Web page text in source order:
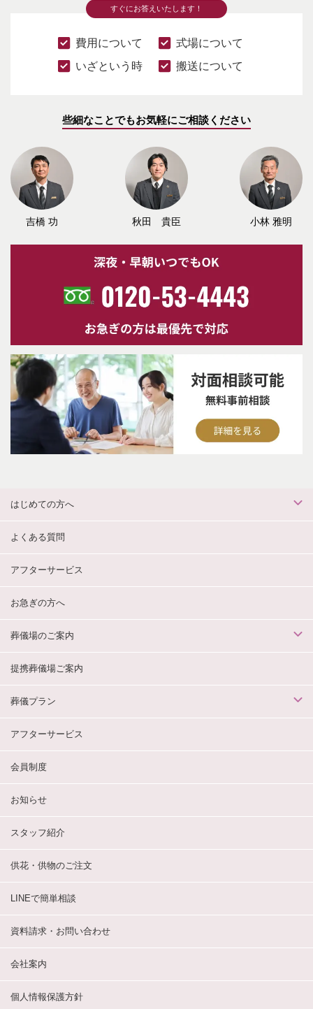
すぐにお答えいたします！
費用について
式場について
いざという時
搬送について
些細なことでもお気軽にご相談ください
吉橋 功 秋田 貴臣 小林 雅明
はじめての方へ
よくある質問
アフターサービス
お急ぎの方へ
葬儀場のご案内
提携葬儀場ご案内
葬儀プラン
アフターサービス
会員制度
お知らせ
スタッフ紹介
供花・供物のご注文
LINEで簡単相談
資料請求・お問い合わせ
会社案内
個人情報保護方針